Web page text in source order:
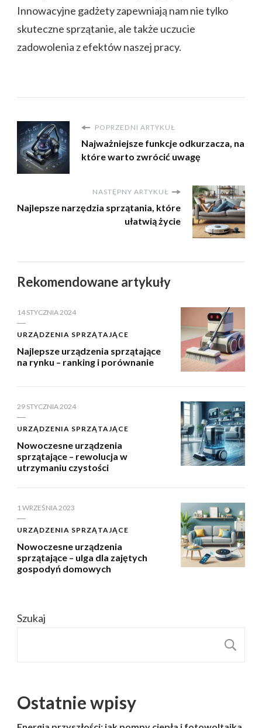
Innowacyjne gadżety zapewniają nam nie tylko
skuteczne sprzątanie, ale także uczucie
zadowolenia z efektów naszej pracy.
POPRZEDNI ARTYKUŁ
Najważniejsze funkcje odkurzacza, na
które warto zwrócić uwagę
NASTĘPNY ARTYKUŁ
Najlepsze narzędzia sprzątania, które
ułatwią życie
Rekomendowane artykuły
14 STYCZNIA 2024
URZĄDZENIA SPRZĄTAJĄCE
Najlepsze urządzenia sprzątające
na rynku – ranking i porównanie
29 STYCZNIA 2024
URZĄDZENIA SPRZĄTAJĄCE
Nowoczesne urządzenia
sprzątające – rewolucja w
utrzymaniu czystości
1 WRZEŚNIA 2023
URZĄDZENIA SPRZĄTAJĄCE
Nowoczesne urządzenia
sprzątające – ulga dla zajętych
gospodyń domowych
Szukaj
Ostatnie wpisy